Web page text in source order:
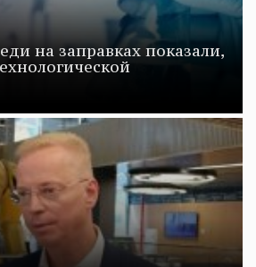
на заправках показали,